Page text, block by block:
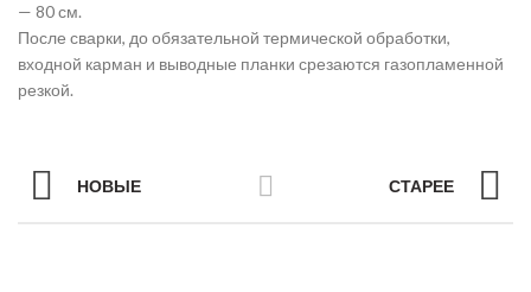
— 80 см.
После сварки, до обязательной термической обработки,
входной карман и выводные планки срезаются газопламенной
резкой.
НОВЫЕ СТАРЕЕ